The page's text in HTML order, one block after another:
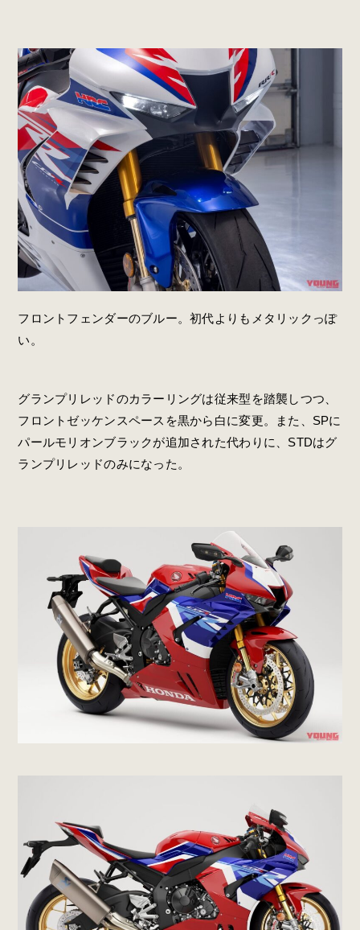
フロントフェンダーのブルー。初代よりもメタリックっぽ
い。
グランプリレッドのカラーリングは従来型を踏襲しつつ、
フロントゼッケンスペースを黒から白に変更。また、SPに
パールモリオンブラックが追加された代わりに、STDはグ
ランプリレッドのみになった。